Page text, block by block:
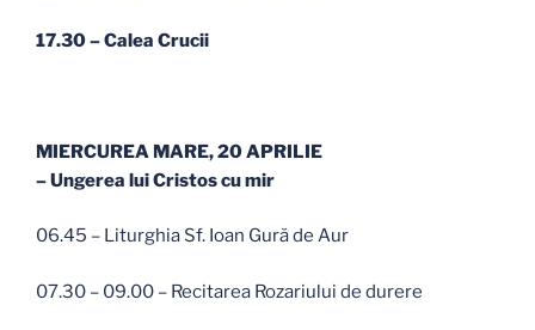
17.30 – Calea Crucii
MIERCUREA MARE, 20 APRILIE
– Ungerea lui Cristos cu mir
06.45 – Liturghia Sf. Ioan Gură de Aur
07.30 – 09.00 – Recitarea Rozariului de durere